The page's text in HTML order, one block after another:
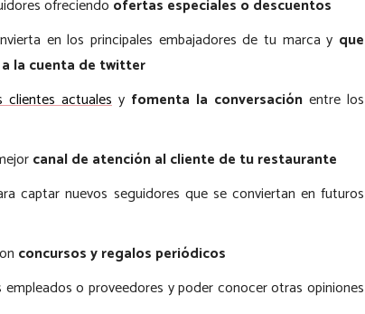
ofreciendo ofertas especiales o descuentos
en los principales embajadores de tu marca y que
la cuenta de twitter
clientes actuales y fomenta la conversación entre los
canal de atención al cliente de tu restaurante
captar nuevos seguidores que se conviertan en futuros
concursos y regalos periódicos
o proveedores y poder conocer otras opiniones